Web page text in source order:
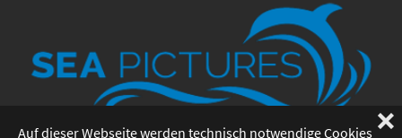
Auf dieser Webseite werden technisch notwendige Cookies ❌